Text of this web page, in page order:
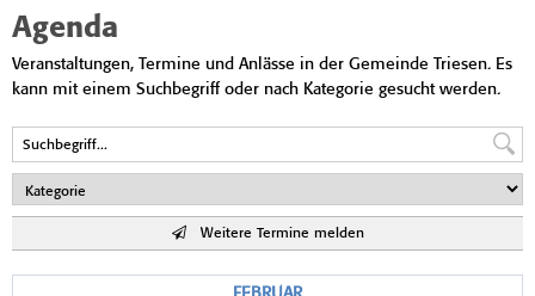
Agenda
Veranstaltungen, Termine und Anlässe in der Gemeinde Triesen. Es
kann mit einem Suchbegriff oder nach Kategorie gesucht werden.
Weitere Termine melden